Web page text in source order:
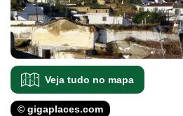
Veja tudo no mapa
© gigaplaces.com